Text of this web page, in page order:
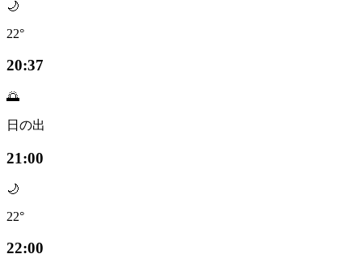
🌙
22°
20:37
🌅
日の出
21:00
🌙
22°
22:00